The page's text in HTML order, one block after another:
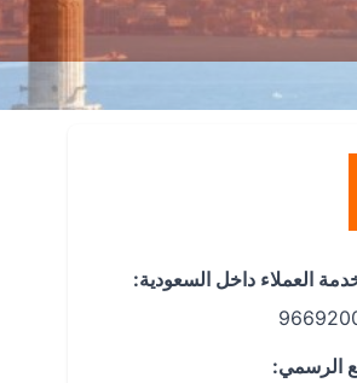
العملاء داخل السعودية:
الرسمي: